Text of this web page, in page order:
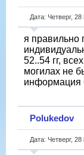
Дата: Четверг,
я правильно
52..54 гг,
могилах не
информация
Polukedov
Дата: Четверг,